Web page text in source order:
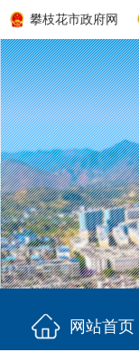
攀枝花市政府网
网站首页